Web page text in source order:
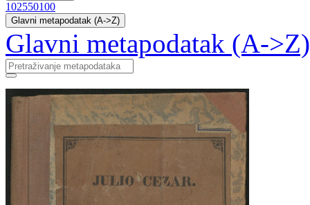
102550100
Glavni metapodatak (A->Z)
Glavni metapodatak (A->Z)